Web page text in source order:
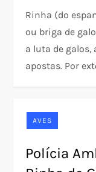
Rinha (do
ou briga de
a luta de
apostas. Por
AVES
Polícia